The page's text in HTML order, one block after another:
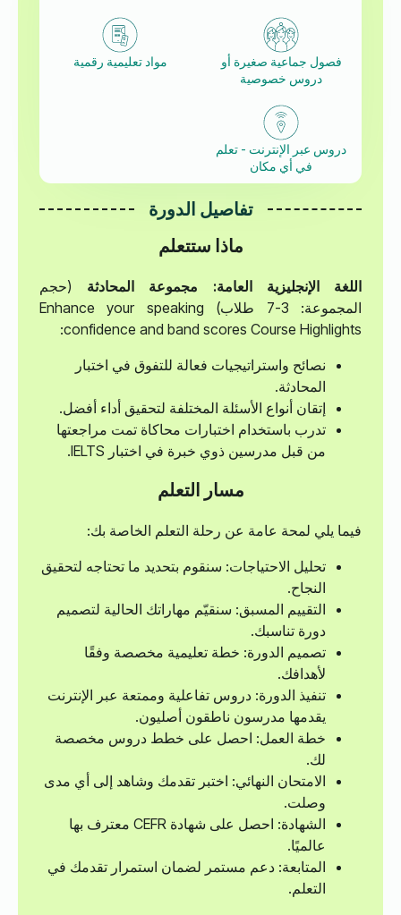
فصول جماعية صغيرة أو
دروس خصوصية
مواد تعليمية رقمية
دروس عبر الإنترنت - تعلم
في أي مكان
تفاصيل الدورة
ماذا ستتعلم
اللغة الإنجليزية العامة: مجموعة المحادثة (حجم
المجموعة: 3-7 طلاب)
Enhance your speaking
confidence and band scores Course Highlights:
نصائح واستراتيجيات فعالة للتفوق في اختبار
المحادثة.
إتقان أنواع الأسئلة المختلفة لتحقيق أداء أفضل.
تدرب باستخدام اختبارات محاكاة تمت مراجعتها
من قبل مدرسين ذوي خبرة في اختبار IELTS.
مسار التعلم
فيما يلي لمحة عامة عن رحلة التعلم الخاصة بك:
تحليل الاحتياجات: سنقوم بتحديد ما تحتاجه لتحقيق
النجاح.
التقييم المسبق: سنقيّم مهاراتك الحالية لتصميم
دورة تناسبك.
تصميم الدورة: خطة تعليمية مخصصة وفقًا
لأهدافك.
تنفيذ الدورة: دروس تفاعلية وممتعة عبر الإنترنت
يقدمها مدرسون ناطقون أصليون.
خطة العمل: احصل على خطط دروس مخصصة
لك.
الامتحان النهائي: اختبر تقدمك وشاهد إلى أي مدى
وصلت.
الشهادة: احصل على شهادة CEFR معترف بها
عالميًا.
المتابعة: دعم مستمر لضمان استمرار تقدمك في
التعلم.